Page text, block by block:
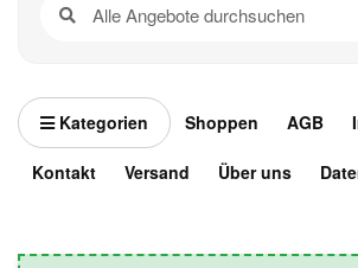
Kategorien Shoppen AGB
Kontakt Versand Über uns